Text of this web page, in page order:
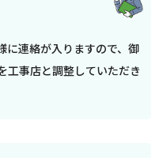
に連絡が入りますので、御
工事店と調整していただき